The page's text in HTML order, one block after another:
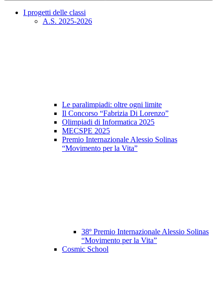
I progetti delle classi
A.S. 2025-2026
Le paralimpiadi: oltre ogni limite
Il Concorso “Fabrizia Di Lorenzo”
Olimpiadi di Informatica 2025
MECSPE 2025
Premio Internazionale Alessio Solinas
“Movimento per la Vita”
38º Premio Internazionale Alessio Solinas
“Movimento per la Vita”
Cosmic School